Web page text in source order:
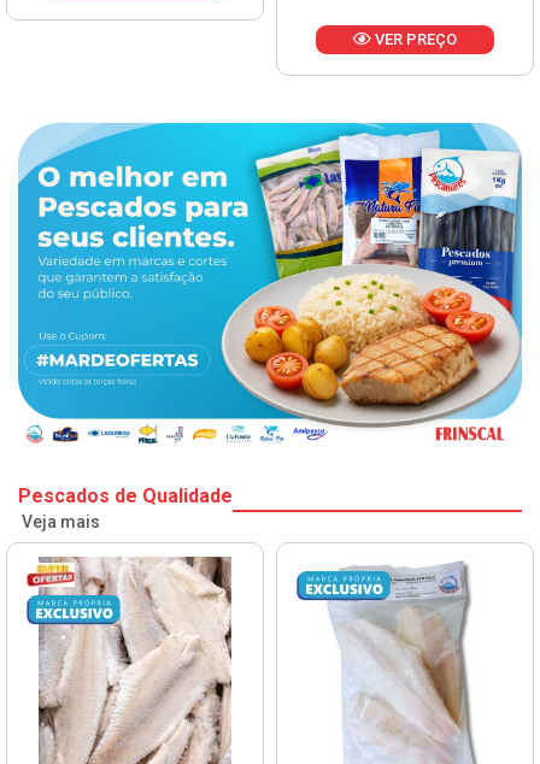
VER PREÇO
Pescados de Qualidade
Veja mais